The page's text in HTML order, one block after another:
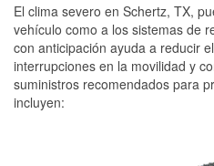
El clima severo en Schertz, TX,
vehículo como a los sistemas de
con anticipación ayuda a reducir
interrupciones en la movilidad y
suministros recomendados para
incluyen: